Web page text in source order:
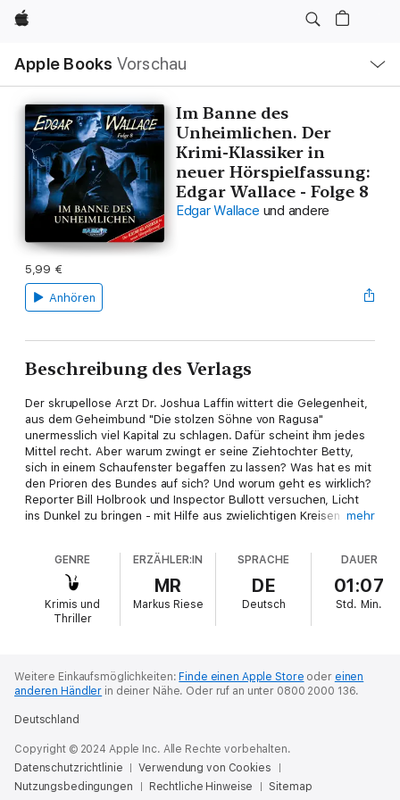
Apple
Apple Books Vorschau
Navigation
Menü
öffnen
Im Banne des
Unheimlichen. Der
Krimi-Klassiker in
neuer Hörspielfassung:
Edgar Wallace - Folge 8
Edgar Wallace und andere
5,99 €
Anhören
Beschreibung des Verlags
Der skrupellose Arzt Dr. Joshua Laffin wittert die Gelegenheit,
aus dem Geheimbund "Die stolzen Söhne von Ragusa"
unermesslich viel Kapital zu schlagen. Dafür scheint ihm jedes
Mittel recht. Aber warum zwingt er seine Ziehtochter Betty,
sich in einem Schaufenster begaffen zu lassen? Was hat es mit
den Prioren des Bundes auf sich? Und worum geht es wirklich?
Reporter Bill Holbrook und Inspector Bullott versuchen, Licht
ins Dunkel zu bringen - mit Hilfe aus zwielichtigen Kreisen ...
Original-Titel: Hand of Power(1927)
mehr
GENRE
Krimis und
Thriller
ERZÄHLER:IN
MR
Markus Riese
SPRACHE
DE
Deutsch
DAUER
01:07
Std. Min.
Weitere Einkaufsmöglichkeiten:Finde einen Apple Store oder einen
anderen Händler in deiner Nähe. Oder ruf an unter 0800 2000 136.
Deutschland
Copyright © 2024 Apple Inc. Alle Rechte vorbehalten.
Datenschutzrichtlinie
Verwendung von Cookies
Nutzungsbedingungen
Rechtliche Hinweise Sitemap